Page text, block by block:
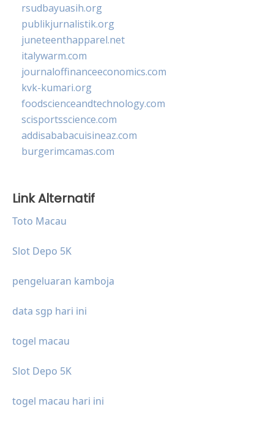
rsudbayuasih.org
publikjurnalistik.org
juneteenthapparel.net
italywarm.com
journaloffinanceeconomics.com
kvk-kumari.org
foodscienceandtechnology.com
scisportsscience.com
addisababacuisineaz.com
burgerimcamas.com
Link Alternatif
Toto Macau
Slot Depo 5K
pengeluaran kamboja
data sgp hari ini
togel macau
Slot Depo 5K
togel macau hari ini